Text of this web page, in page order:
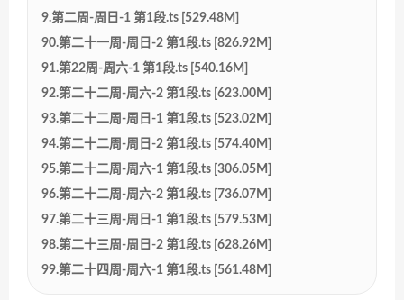
9.第二周-周日-1 第1段.ts [529.48M]
90.第二十一周-周日-2 第1段.ts [826.92M]
91.第22周-周六-1 第1段.ts [540.16M]
92.第二十二周-周六-2 第1段.ts [623.00M]
93.第二十二周-周日-1 第1段.ts [523.02M]
94.第二十二周-周日-2 第1段.ts [574.40M]
95.第二十二周-周六-1 第1段.ts [306.05M]
96.第二十二周-周六-2 第1段.ts [736.07M]
97.第二十三周-周日-1 第1段.ts [579.53M]
98.第二十三周-周日-2 第1段.ts [628.26M]
99.第二十四周-周六-1 第1段.ts [561.48M]